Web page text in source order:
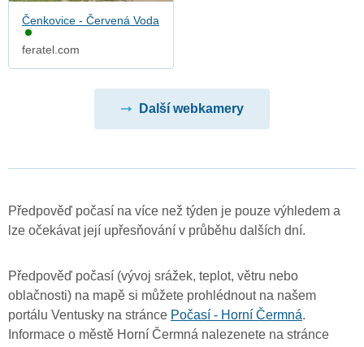
Čenkovice - Červená Voda
feratel.com
Další webkamery
Předpověď počasí na více než týden je pouze výhledem a
lze očekávat její upřesňování v průběhu dalších dní.
Předpověď počasí (vývoj srážek, teplot, větru nebo
oblačnosti) na mapě si můžete prohlédnout na našem
portálu Ventusky na stránce Počasí - Horní Čermná.
Informace o městě Horní Čermná nalezenete na stránce